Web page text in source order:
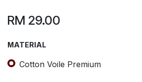
RM 29.00
MATERIAL
Cotton Voile Premium